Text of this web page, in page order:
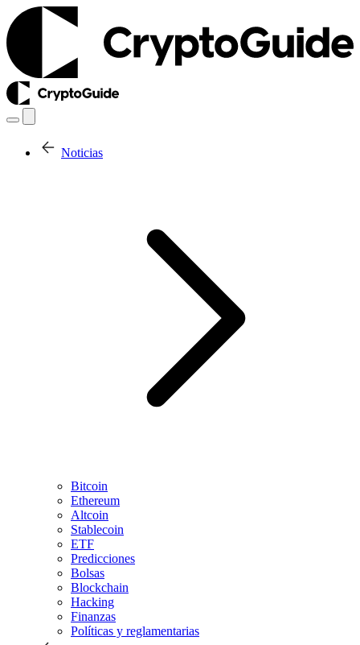
Noticias
Bitcoin
Ethereum
Altcoin
Stablecoin
ETF
Predicciones
Bolsas
Blockchain
Hacking
Finanzas
Políticas y reglamentarias